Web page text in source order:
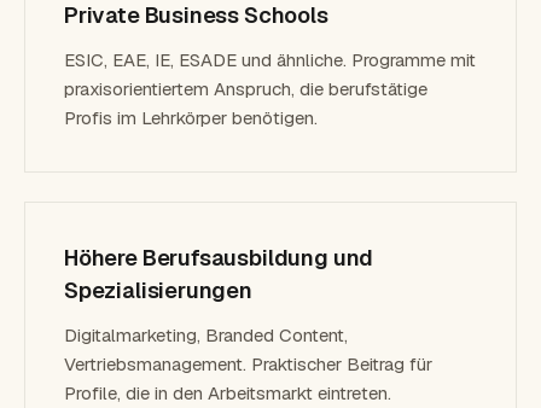
Private Business Schools
ESIC, EAE, IE, ESADE und ähnliche. Programme mit
praxisorientiertem Anspruch, die berufstätige
Profis im Lehrkörper benötigen.
Höhere Berufsausbildung und
Spezialisierungen
Digitalmarketing, Branded Content,
Vertriebsmanagement. Praktischer Beitrag für
Profile, die in den Arbeitsmarkt eintreten.